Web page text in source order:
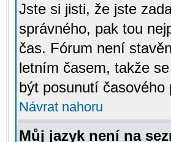
Jste si jisti, že jste
správného, pak tou
čas. Fórum není
letním časem, takže
být posunutí
Návrat nahoru
Můj jazyk není na